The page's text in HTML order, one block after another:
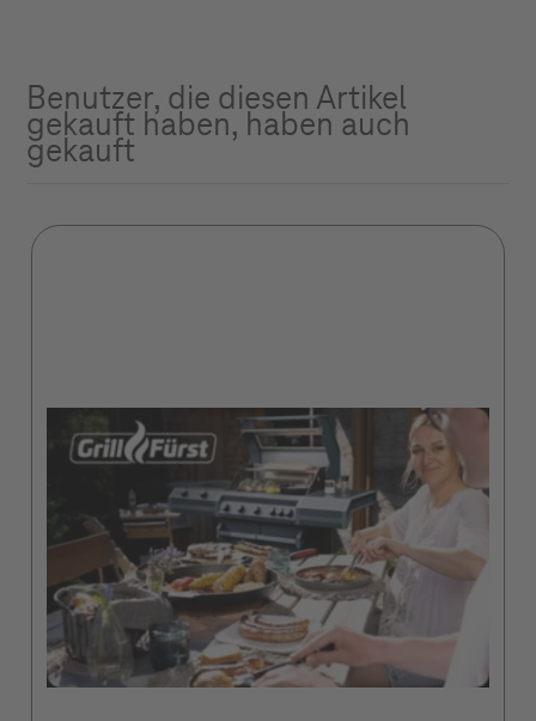
Benutzer, die diesen Artikel
gekauft haben, haben auch
gekauft